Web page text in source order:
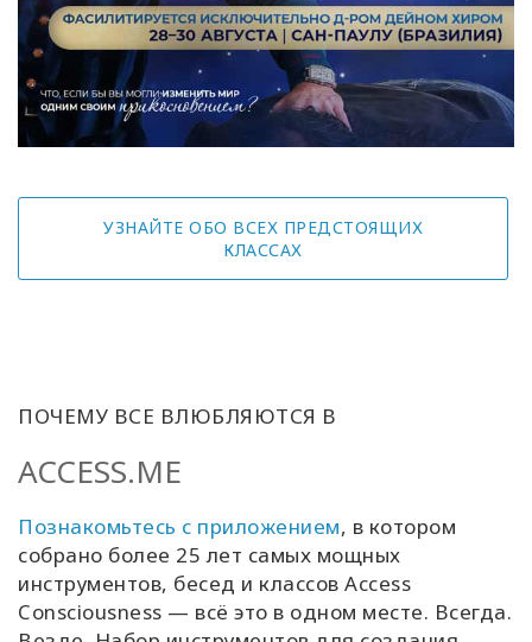
УЗНАЙТЕ ОБО ВСЕХ ПРЕДСТОЯЩИХ
КЛАССАХ
ПОЧЕМУ ВСЕ ВЛЮБЛЯЮТСЯ В
ACCESS.ME
Познакомьтесь с приложением, в котором
собрано более 25 лет самых мощных
инструментов, бесед и классов Access
Consciousness — всё это в одном месте. Всегда.